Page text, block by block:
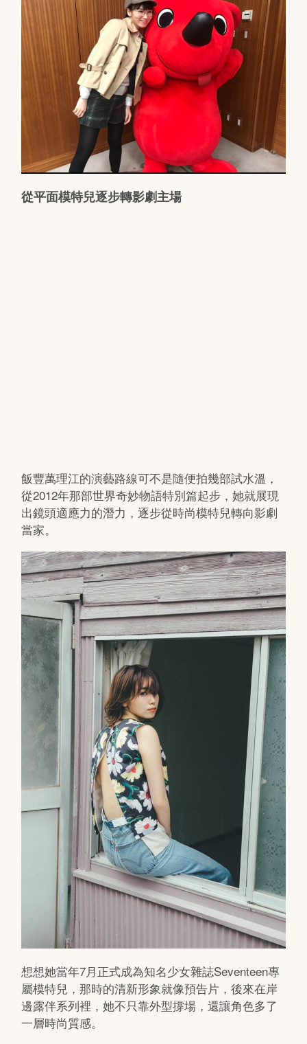
從平面模特兒逐步轉影劇主場
飯豐萬理江的演藝路線可不是隨便拍幾部試水溫，
從2012年那部世界奇妙物語特別篇起步，她就展現
出鏡頭適應力的潛力，逐步從時尚模特兒轉向影劇
當家。
想想她當年7月正式成為知名少女雜誌Seventeen專
屬模特兒，那時的清新形象就像預告片，後來在岸
邊露伴系列裡，她不只靠外型撐場，還讓角色多了
一層時尚質感。